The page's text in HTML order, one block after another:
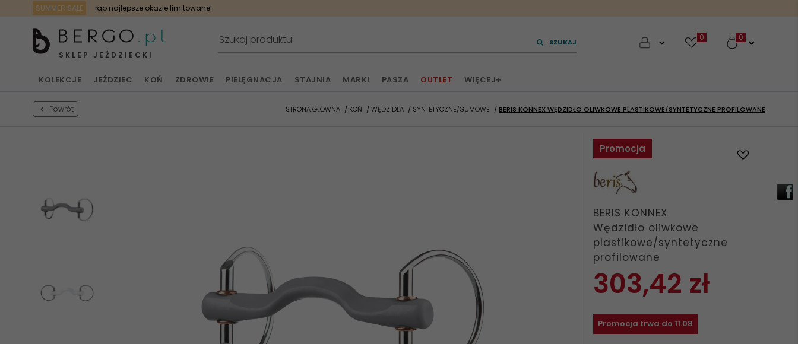
SUMMER SALE łap najlepsze okazje limitowane!
SKLEP JEŹDZIECKI
SZUKAJ 0
KOLEKCJE JEŹDZIEC KOŃ ZDROWIE PIELĘGNACJA STAJNIA MARKI PASZA OUTLET WIĘCEJ+
Powrót STRONA GŁÓWNA KOŃ WĘDZIDŁA SYNTETYCZNE/GUMOWE BERIS KONNEX WĘDZIDŁO OLIWKOWE PLASTIKOWE/SYNTETYCZNE PROFILOWANE
Promocja
BERIS KONNEX
Wędzidło oliwkowe
plastikowe/syntetyczne
profilowane
303,42 zł
Promocja trwa do 11.08